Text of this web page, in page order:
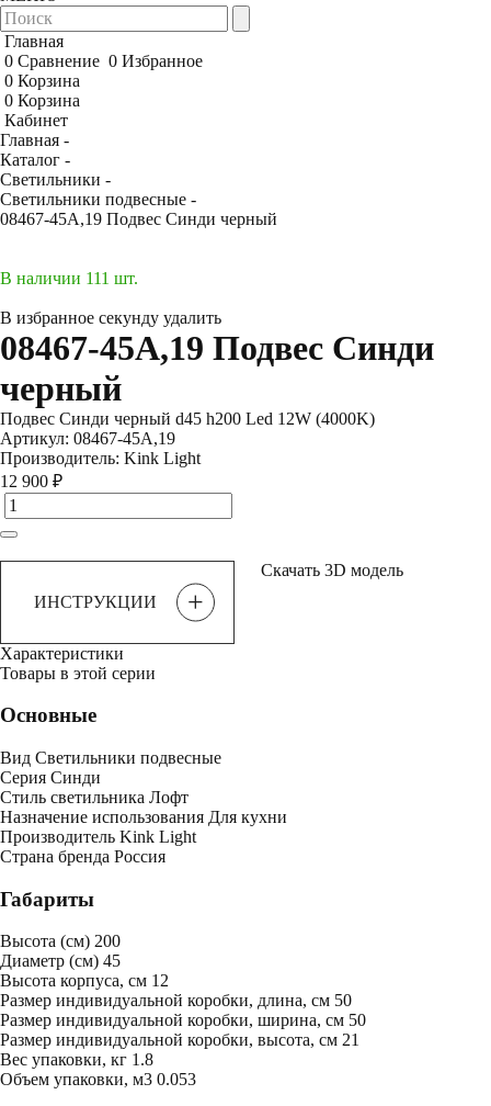
Главная
0 Сравнение 0 Избранное
0 Корзина
0 Корзина
Кабинет
Главная -
Каталог -
Светильники -
Светильники подвесные -
08467-45A,19 Подвес Синди черный
В наличии 111 шт.
В избранное секунду удалить
08467-45A,19 Подвес Синди
черный
Подвес Синди черный d45 h200 Led 12W (4000K)
Артикул: 08467-45A,19
Производитель: Kink Light
12 900 ₽
ИНСТРУКЦИИ +
Скачать 3D модель
Характеристики
Товары в этой серии
Основные
Вид Светильники подвесные
Серия Синди
Стиль светильника Лофт
Назначение использования Для кухни
Производитель Kink Light
Страна бренда Россия
Габариты
Высота (см) 200
Диаметр (см) 45
Высота корпуса, см 12
Размер индивидуальной коробки, длина, см 50
Размер индивидуальной коробки, ширина, см 50
Размер индивидуальной коробки, высота, см 21
Bес упаковки, кг 1.8
Oбъем упаковки, м3 0.053